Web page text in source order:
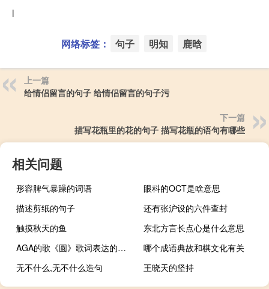
l
网络标签： 句子 明知 鹿晗
上一篇
给情侣留言的句子 给情侣留言的句子污
下一篇
描写花瓶里的花的句子 描写花瓶的语句有哪些
相关问题
形容脾气暴躁的词语
眼科的OCT是啥意思
描述剪纸的句子
还有张沪设的六件查封
触摸秋天的鱼
东北方言长点心是什么意思
AGA的歌《圆》歌词表达的是什么感情
哪个成语典故和棋文化有关
无不什么,无不什么造句
王晓天的坚持